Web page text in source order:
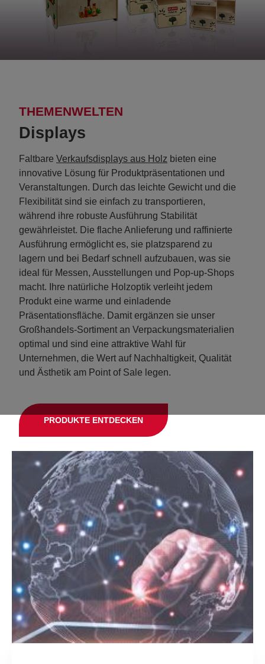
THEMENWELTEN
Displays
Faltbare Verkaufsdisplays aus Holz bieten eine
innovative Lösung für Produktpräsentationen und
Veranstaltungen. Durch das leichte Gewicht und die
Flexibilität sind sie einfach zu transportieren,
während ihre robuste Ausführung Stabilität
gewährleistet. Die flache Anlieferung und raffinierte
Ausführung ermöglicht es, sie platzsparend zu
lagern und bei Bedarf schnell aufzubauen, was sie
ideal für Messen, Ausstellungen und Pop-up-Shops
macht. Ihre natürliche Holzoptik verleiht jedem
Produkt eine warme und einladende
Präsentationsfläche. Damit ergänzen sie unser
Großhandels-Sortiment an Verpackungsmaterialien
optimal und sind eine attraktive Wahl für
Unternehmen, die Wert auf Nachhaltigkeit, Qualität
und Ästhetik am Point of Sale legen.
PRODUKTE ENTDECKEN